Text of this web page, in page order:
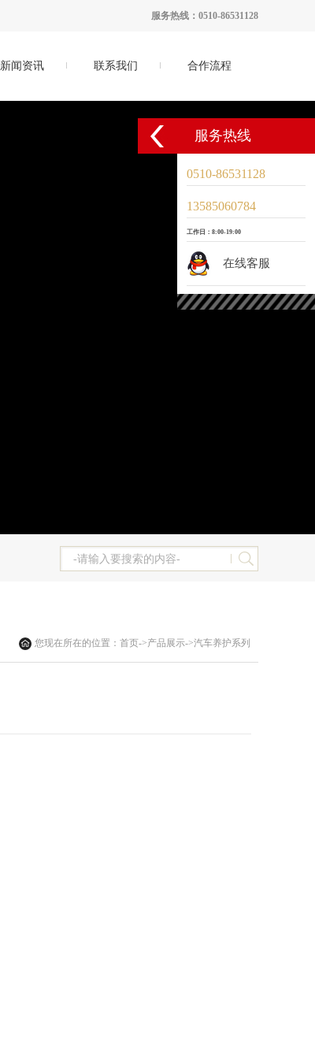
服务热线：0510-86531128
新闻资讯 联系我们 合作流程
您现在所在的位置： 首页->产品展示->汽车养护系列
服务热线
0510-86531128
13585060784
工作日：8:00-19:00
在线客服